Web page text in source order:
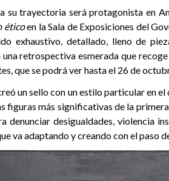
su trayectoria será protagonista en
éticoen la Sala de Exposiciones del
exhaustivo, detallado, lleno de
retrospectiva esmerada que
que se podrá ver hasta el 26 de
un sello con un estilo particular en
figuras más significativas de la
denunciar desigualdades, violencia
va adaptando y creando con el paso